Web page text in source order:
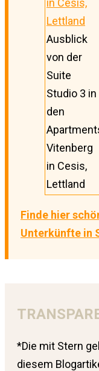
Ausblick
von der
Suite
Studio 3 in
den
Vitenberg
in Cesis,
Lettland
Finde hier
Unterkünfte in
*Die mit Stern
diesem